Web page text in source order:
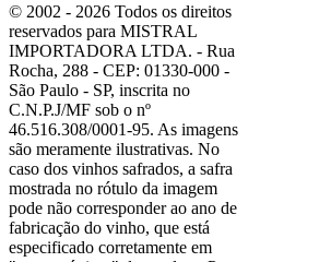
© 2002 - 2026 Todos os direitos
reservados para MISTRAL
IMPORTADORA LTDA. - Rua
Rocha, 288 - CEP: 01330-000 -
São Paulo - SP, inscrita no
C.N.P.J/MF sob o nº
46.516.308/0001-95. As imagens
são meramente ilustrativas. No
caso dos vinhos safrados, a safra
mostrada no rótulo da imagem
pode não corresponder ao ano de
fabricação do vinho, que está
especificado corretamente em